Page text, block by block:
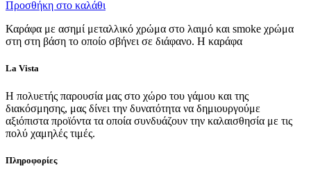
Προσθήκη στο καλάθι
Καράφα με ασημί μεταλλικό χρώμα στο λαιμό και smoke χρώμα
στη στη βάση το οποίο σβήνει σε διάφανο. Η καράφα
La Vista
Η πολυετής παρουσία μας στο χώρο του γάμου και της
διακόσμησης, μας δίνει την δυνατότητα να δημιουργούμε
αξιόπιστα προϊόντα τα οποία συνδυάζουν την καλαισθησία με τις
πολύ χαμηλές τιμές.
Πληροφορίες